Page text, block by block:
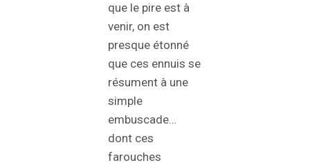
que le pire est à
venir, on est
presque étonné
que ces ennuis se
résument à une
simple
embuscade…
dont ces
farouches